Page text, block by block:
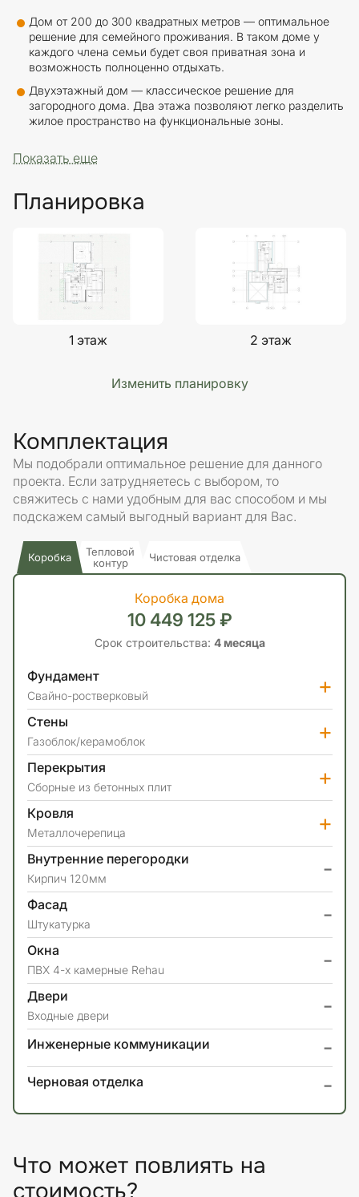
Дом от 200 до 300 квадратных метров — оптимальное
решение для семейного проживания. В таком доме у
каждого члена семьи будет своя приватная зона и
возможность полноценно отдыхать.
Двухэтажный дом — классическое решение для
загородного дома. Два этажа позволяют легко разделить
жилое пространство на функциональные зоны.
Показать еще
Планировка
1 этаж 2 этаж
Изменить планировку
Комплектация
Мы подобрали оптимальное решение для данного
проекта. Если затрудняетесь с выбором, то
свяжитесь с нами удобным для вас способом и мы
подскажем самый выгодный вариант для Вас.
Коробка
Тепловой
контур
Чистовая отделка
Коробка дома
10 449 125 ₽
Срок строительства: 4 месяца
Фундамент
Свайно-ростверковый +
Стены
Газоблок/керамоблок +
Перекрытия
Сборные из бетонных плит +
Кровля
Металлочерепица +
Внутренние перегородки
Кирпич 120мм -
Фасад
Штукатурка -
Окна
ПВХ 4-х камерные Rehau -
Двери
Входные двери -
Инженерные коммуникации -
Черновая отделка -
Что может повлиять на